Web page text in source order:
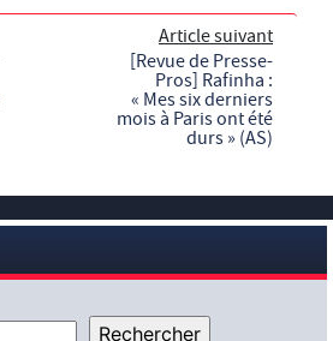
Article suivant
[Revue de Presse-
Pros] Rafinha :
« Mes six derniers
mois à Paris ont été
durs » (AS)